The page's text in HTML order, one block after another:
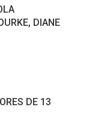
DIANE
DE 13